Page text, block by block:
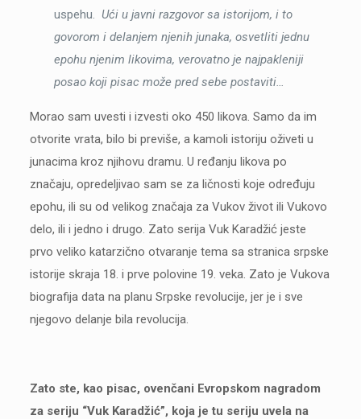
uspehu. Ući u javni razgovor sa istorijom, i to
govorom i delanjem njenih junaka, osvetliti jednu
epohu njenim likovima, verovatno je najpakleniji
posao koji pisac može pred sebe postaviti…
Morao sam uvesti i izvesti oko 450 likova. Samo da im
otvorite vrata, bilo bi previše, a kamoli istoriju oživeti u
junacima kroz njihovu dramu. U ređanju likova po
značaju, opredeljivao sam se za ličnosti koje određuju
epohu, ili su od velikog značaja za Vukov život ili Vukovo
delo, ili i jedno i drugo. Zato serija Vuk Karadžić jeste
prvo veliko katarzično otvaranje tema sa stranica srpske
istorije skraja 18. i prve polovine 19. veka. Zato je Vukova
biografija data na planu Srpske revolucije, jer je i sve
njegovo delanje bila revolucija.
Zato ste, kao pisac, ovenčani Evropskom nagradom
za seriju “Vuk Karadžić”, koja je tu seriju uvela na